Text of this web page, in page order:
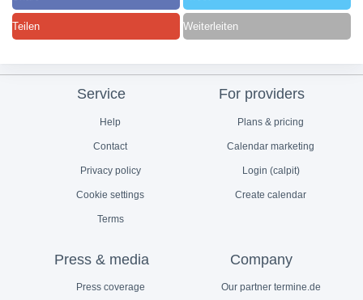
Teilen Weiterleiten
Service
Help
Contact
Privacy policy
Cookie settings
Terms
For providers
Plans & pricing
Calendar marketing
Login (calpit)
Create calendar
Press & media
Press coverage
Company
Our partner termine.de